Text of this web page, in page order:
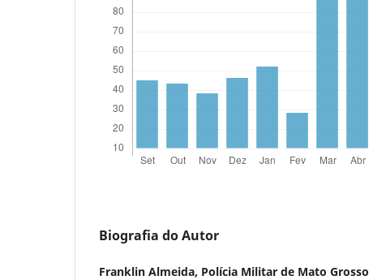
Biografia do Autor
Franklin Almeida, Polícia Militar de Mato Grosso